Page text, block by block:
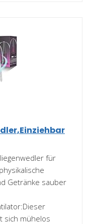
für
Getränke sauber
sich mühelos